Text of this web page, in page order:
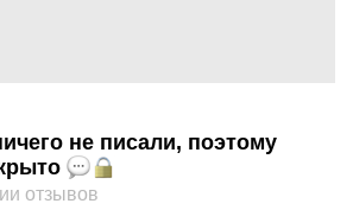
не писали, поэтому
отзывов